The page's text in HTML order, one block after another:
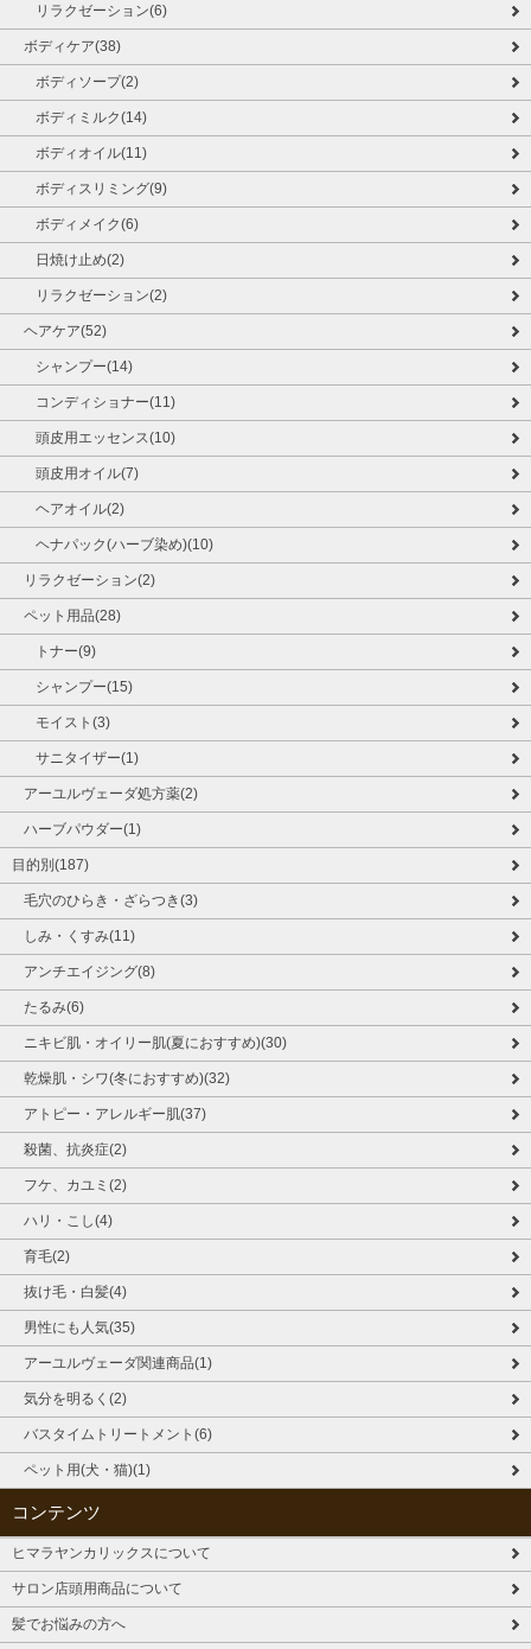
リラクゼーション(6)
ボディケア(38)
ボディソープ(2)
ボディミルク(14)
ボディオイル(11)
ボディスリミング(9)
ボディメイク(6)
日焼け止め(2)
リラクゼーション(2)
ヘアケア(52)
シャンプー(14)
コンディショナー(11)
頭皮用エッセンス(10)
頭皮用オイル(7)
ヘアオイル(2)
ヘナパック(ハーブ染め)(10)
リラクゼーション(2)
ペット用品(28)
トナー(9)
シャンプー(15)
モイスト(3)
サニタイザー(1)
アーユルヴェーダ処方薬(2)
ハーブパウダー(1)
目的別(187)
毛穴のひらき・ざらつき(3)
しみ・くすみ(11)
アンチエイジング(8)
たるみ(6)
ニキビ肌・オイリー肌(夏におすすめ)(30)
乾燥肌・シワ(冬におすすめ)(32)
アトピー・アレルギー肌(37)
殺菌、抗炎症(2)
フケ、カユミ(2)
ハリ・こし(4)
育毛(2)
抜け毛・白髪(4)
男性にも人気(35)
アーユルヴェーダ関連商品(1)
気分を明るく(2)
バスタイムトリートメント(6)
ペット用(犬・猫)(1)
コンテンツ
ヒマラヤンカリックスについて
サロン店頭用商品について
髪でお悩みの方へ